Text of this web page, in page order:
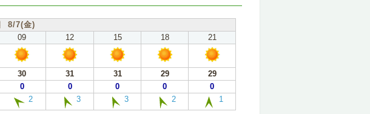
8/7(金)
09 12 15 18
21
30 31 31 29
29
0 0 0 0
0
2 3 3 2 1